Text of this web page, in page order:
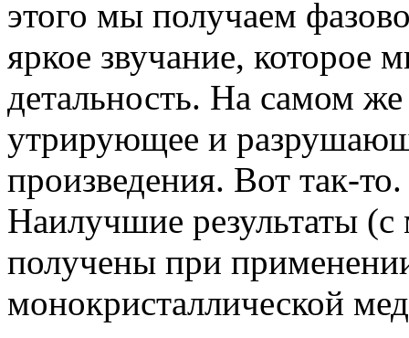
этого мы получаем
яркое звучание, которое
детальность. На самом
утрирующее и
произведения. Вот так-то.
Наилучшие результаты
получены при
монокристаллической